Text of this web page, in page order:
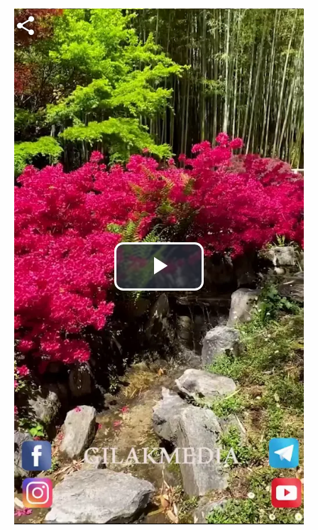
Video-Datei
Video
abspielen